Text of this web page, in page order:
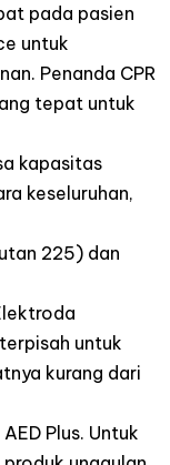
pada pasien
untuk
Penanda CPR
tepat untuk
kapasitas
keseluruhan,
225) dan
untuk
kurang dari
Plus. Untuk